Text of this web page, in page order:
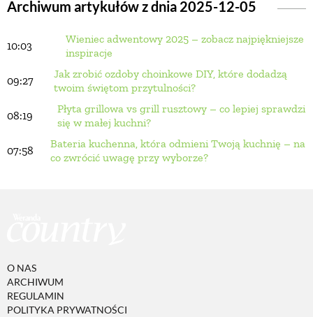
Archiwum artykułów z dnia 2025-12-05
10:03
Wieniec adwentowy 2025 – zobacz najpiękniejsze
inspiracje
09:27
Jak zrobić ozdoby choinkowe DIY, które dodadzą
twoim świętom przytulności?
08:19
Płyta grillowa vs grill rusztowy – co lepiej sprawdzi
się w małej kuchni?
07:58
Bateria kuchenna, która odmieni Twoją kuchnię – na
co zwrócić uwagę przy wyborze?
O NAS
ARCHIWUM
REGULAMIN
POLITYKA PRYWATNOŚCI
BUDUJEMY DOM
OGRÓD
WARZYWA I OWOCE
PROJEKTOWANIE OGRODU